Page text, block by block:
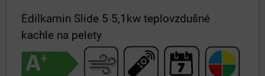
Edilkamin Slide 5 5,1kw teplovzdušné
kachle na pelety